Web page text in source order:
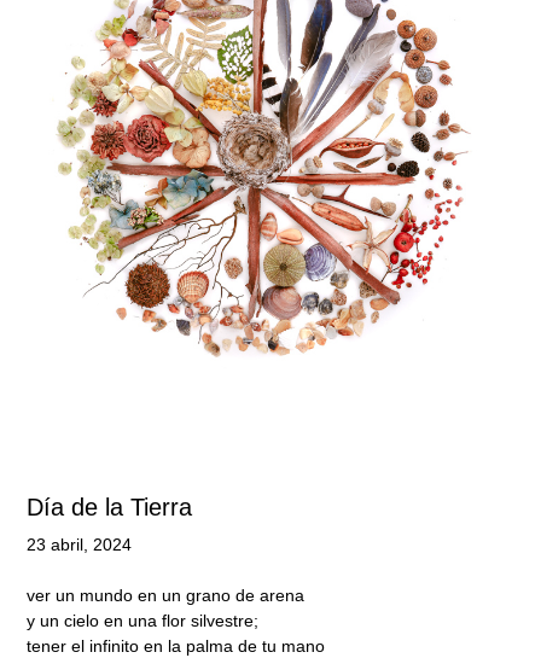
Día de la Tierra
23 abril, 2024
ver un mundo en un grano de arena
y un cielo en una flor silvestre;
tener el infinito en la palma de tu mano